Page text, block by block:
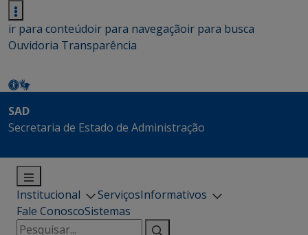
ir para conteúdoir para navegaçãoir para busca
Ouvidoria Transparência
SAD
Secretaria de Estado de Administração
Institucional ServiçosInformativos
Fale ConoscoSistemas
Pesquisar